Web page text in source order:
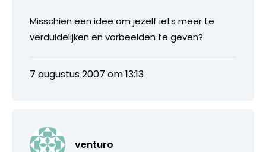
Misschien een idee om jezelf iets meer te
verduidelijken en vorbeelden te geven?
7 augustus 2007 om 13:13
venturo